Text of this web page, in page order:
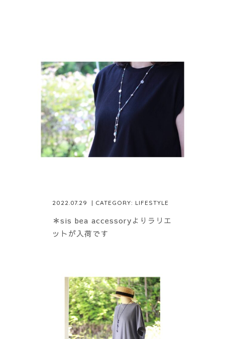
2022.07.29 | CATEGORY: LIFESTYLE
＊sis bea accessoryよりラリエ
ットが入荷です